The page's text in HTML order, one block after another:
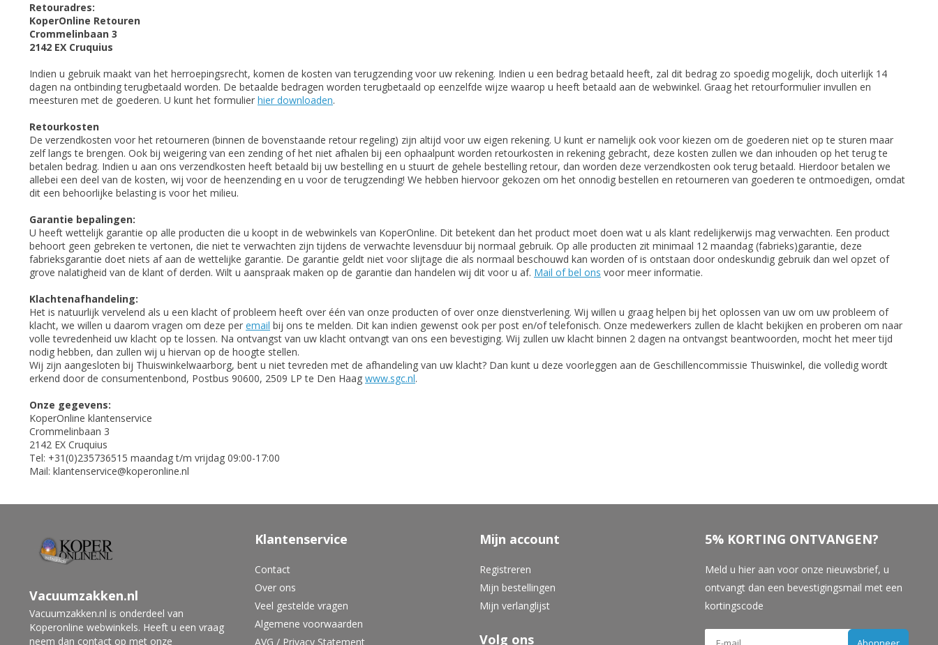
Retouradres:
KoperOnline Retouren
Crommelinbaan 3
2142 EX Cruquius
Indien u gebruik maakt van het herroepingsrecht, komen de kosten van terugzending voor uw rekening. Indien u een bedrag betaald heeft, zal dit bedrag zo spoedig mogelijk, doch uiterlijk 14
dagen na ontbinding terugbetaald worden. De betaalde bedragen worden terugbetaald op eenzelfde wijze waarop u heeft betaald aan de webwinkel. Graag het retourformulier invullen en
meesturen met de goederen. U kunt het formulier hier downloaden.
Retourkosten
De verzendkosten voor het retourneren (binnen de bovenstaande retour regeling) zijn altijd voor uw eigen rekening. U kunt er namelijk ook voor kiezen om de goederen niet op te sturen maar
zelf langs te brengen. Ook bij weigering van een zending of het niet afhalen bij een ophaalpunt worden retourkosten in rekening gebracht, deze kosten zullen we dan inhouden op het terug te
betalen bedrag. Indien u aan ons verzendkosten heeft betaald bij uw bestelling en u stuurt de gehele bestelling retour, dan worden deze verzendkosten ook terug betaald. Hierdoor betalen we
allebei een deel van de kosten, wij voor de heenzending en u voor de terugzending! We hebben hiervoor gekozen om het onnodig bestellen en retourneren van goederen te ontmoedigen, omdat
dit een behoorlijke belasting is voor het milieu.
Garantie bepalingen:
U heeft wettelijk garantie op alle producten die u koopt in de webwinkels van KoperOnline. Dit betekent dan het product moet doen wat u als klant redelijkerwijs mag verwachten. Een product
behoort geen gebreken te vertonen, die niet te verwachten zijn tijdens de verwachte levensduur bij normaal gebruik. Op alle producten zit minimaal 12 maandag (fabrieks)garantie, deze
fabrieksgarantie doet niets af aan de wettelijke garantie. De garantie geldt niet voor slijtage die als normaal beschouwd kan worden of is ontstaan door ondeskundig gebruik dan wel opzet of
grove nalatigheid van de klant of derden. Wilt u aanspraak maken op de garantie dan handelen wij dit voor u af. Mail of bel ons voor meer informatie.
Klachtenafhandeling:
Het is natuurlijk vervelend als u een klacht of probleem heeft over één van onze producten of over onze dienstverlening. Wij willen u graag helpen bij het oplossen van uw om uw probleem of
klacht, we willen u daarom vragen om deze per email bij ons te melden. Dit kan indien gewenst ook per post en/of telefonisch. Onze medewerkers zullen de klacht bekijken en proberen om naar
volle tevredenheid uw klacht op te lossen. Na ontvangst van uw klacht ontvangt van ons een bevestiging. Wij zullen uw klacht binnen 2 dagen na ontvangst beantwoorden, mocht het meer tijd
nodig hebben, dan zullen wij u hiervan op de hoogte stellen.
Wij zijn aangesloten bij Thuiswinkelwaarborg, bent u niet tevreden met de afhandeling van uw klacht? Dan kunt u deze voorleggen aan de Geschillencommissie Thuiswinkel, die volledig wordt
erkend door de consumentenbond, Postbus 90600, 2509 LP te Den Haag www.sgc.nl.
Onze gegevens:
KoperOnline klantenservice
Crommelinbaan 3
2142 EX Cruquius
Tel: +31(0)235736515 maandag t/m vrijdag 09:00-17:00
Mail: klantenservice@koperonline.nl
Vacuumzakken.nl
Vacuumzakken.nl is onderdeel van
Koperonline webwinkels. Heeft u een vraag
neem dan contact op met onze
Klantenservice
Contact
Over ons
Veel gestelde vragen
Algemene voorwaarden
AVG / Privacy Statement
Mijn account
Registreren
Mijn bestellingen
Mijn verlanglijst
Volg ons
5% KORTING ONTVANGEN?
Meld u hier aan voor onze nieuwsbrief, u
ontvangt dan een bevestigingsmail met een
kortingscode